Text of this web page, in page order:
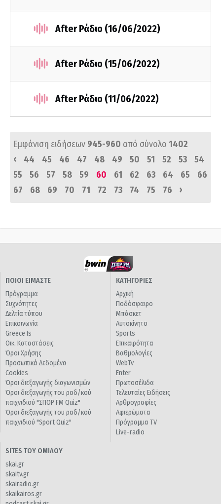
After Ράδιο (16/06/2022)
After Ράδιο (15/06/2022)
After Ράδιο (11/06/2022)
Εμφάνιση ειδήσεων 945-960 από σύνολο 1402
‹
44 45 46 47 48 49 50 51 52 53
54
55
56 57 58 59 60 61 62 63 64 65
66
67
68 69 70 71 72 73 74 75 76 ›
ΠΟΙΟΙ ΕΙΜΑΣΤΕ
Πρόγραμμα
Συχνότητες
Δελτία τύπου
Επικοινωνία
Greece Is
Οικ. Καταστάσεις
Όροι Χρήσης
Προσωπικά Δεδομένα
Cookies
Όροι διεξαγωγής διαγωνισμών
Όροι διεξαγωγής του ραδ/κού
παιχνιδιού "ΣΠΟΡ FM Quiz"
Όροι διεξαγωγής του ραδ/κού
παιχνιδιού "Sport Quiz"
ΚΑΤΗΓΟΡΙΕΣ
Αρχική
Ποδόσφαιρο
Μπάσκετ
Αυτοκίνητο
Sports
Επικαιρότητα
Βαθμολογίες
WebTv
Enter
Πρωτοσέλιδα
Τελευταίες Ειδήσεις
Αρθρογραφίες
Αφιερώματα
Πρόγραμμα TV
Live-radio
SITES ΤΟΥ ΟΜΙΛΟΥ
skai.gr
skaitv.gr
skairadio.gr
skaikairos.gr